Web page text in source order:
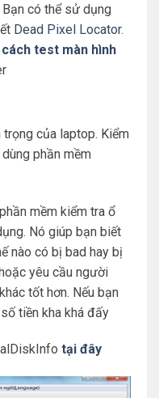
có thể sử dụng
Dead Pixel Locator.
test màn hình
của laptop. Kiểm
phần mềm
mềm kiểm tra ổ
Nó giúp bạn biết
nào có bị bad hay bị
yêu cầu người
tốt hơn. Nếu bạn
tiền kha khá đấy
tại đây